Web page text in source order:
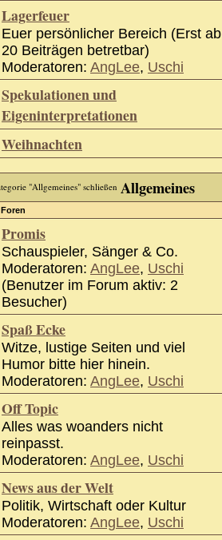
Lagerfeuer
Euer persönlicher Bereich (Erst ab
20 Beiträgen betretbar)
Moderatoren: AngLee, Uschi
Spekulationen und
Eigeninterpretationen
Weihnachten
Allgemeines
Foren
Promis
Schauspieler, Sänger & Co.
Moderatoren: AngLee, Uschi
(Benutzer im Forum aktiv: 2
Besucher)
Spaß Ecke
Witze, lustige Seiten und viel
Humor bitte hier hinein.
Moderatoren: AngLee, Uschi
Off Topic
Alles was woanders nicht
reinpasst.
Moderatoren: AngLee, Uschi
News aus der Welt
Politik, Wirtschaft oder Kultur
Moderatoren: AngLee, Uschi